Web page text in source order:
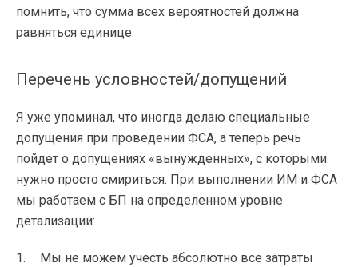
помнить, что сумма всех вероятностей должна
равняться единице.
Перечень условностей/допущений
Я уже упоминал, что иногда делаю специальные
допущения при проведении ФСА, а теперь речь
пойдет о допущениях «вынужденных», с которыми
нужно просто смириться. При выполнении ИМ и ФСА
мы работаем с БП на определенном уровне
детализации:
Мы не можем учесть абсолютно все затраты